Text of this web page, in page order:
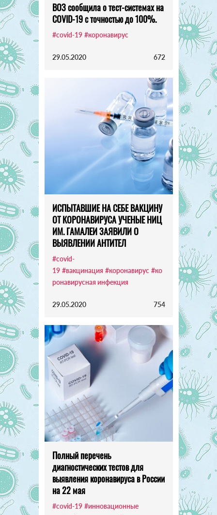
ВОЗ сообщила о тест-системах на
COVID-19 с точностью до 100%.
#covid-19 #коронавирус
29.05.2020 672
ИСПЫТАВШИЕ НА СЕБЕ ВАКЦИНУ
ОТ КОРОНАВИРУСА УЧЕНЫЕ НИЦ
ИМ. ГАМАЛЕИ ЗАЯВИЛИ О
ВЫЯВЛЕНИИ АНТИТЕЛ
#covid-
19 #вакцинация #коронавирус #ко
ронавирусная инфекция
29.05.2020 754
Полный перечень
диагностических тестов для
выявления коронавируса в России
на 22 мая
#covid-19 #инновационные